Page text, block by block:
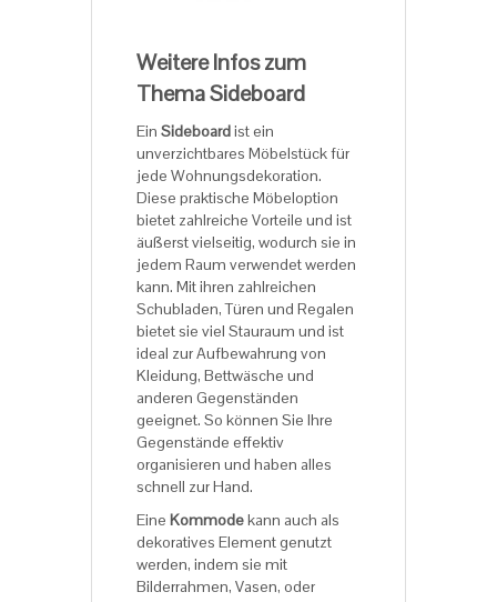
Weitere Infos zum
Thema Sideboard
Ein Sideboardist ein
unverzichtbares Möbelstück für
jede Wohnungsdekoration.
Diese praktische Möbeloption
bietet zahlreiche Vorteile und ist
äußerst vielseitig, wodurch sie in
jedem Raum verwendet werden
kann. Mit ihren zahlreichen
Schubladen, Türen und Regalen
bietet sie viel Stauraum und ist
ideal zur Aufbewahrung von
Kleidung, Bettwäsche und
anderen Gegenständen
geeignet. So können Sie Ihre
Gegenstände effektiv
organisieren und haben alles
schnell zur Hand.
Eine Kommodekann auch als
dekoratives Element genutzt
werden, indem sie mit
Bilderrahmen, Vasen, oder